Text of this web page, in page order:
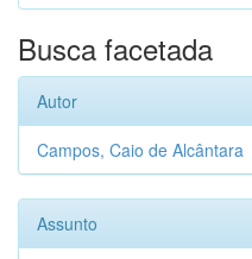
Busca facetada
Autor
Campos, Caio de Alcântara
Assunto